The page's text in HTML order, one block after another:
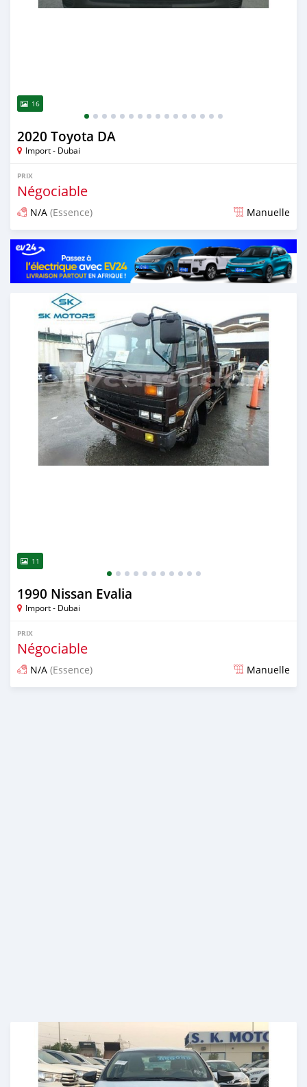
16
2020 Toyota DA
Import - Dubai
PRIX
Négociable
N/A (Essence) Manuelle
Publié il y a presque 6 ans
11
1990 Nissan Evalia
Import - Dubai
PRIX
Négociable
N/A (Essence) Manuelle